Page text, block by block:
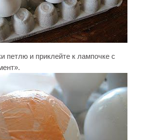
петлю и приклейте к лампочке с